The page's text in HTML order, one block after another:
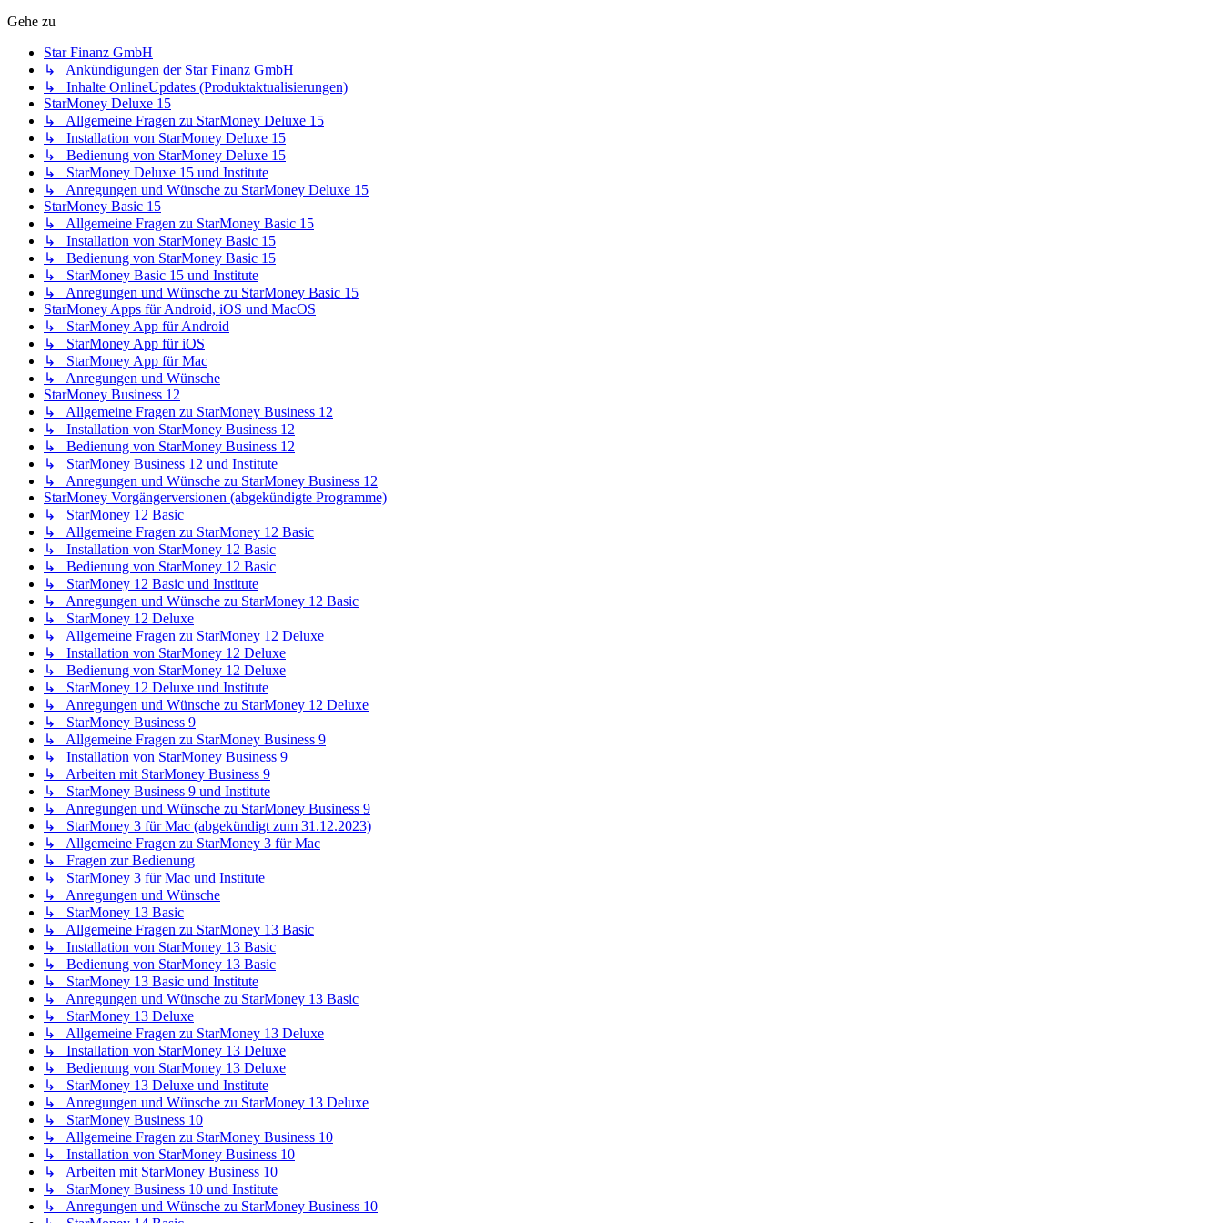
Gehe zu
Star Finanz GmbH
↳ Ankündigungen der Star Finanz GmbH
↳ Inhalte OnlineUpdates (Produktaktualisierungen)
StarMoney Deluxe 15
↳ Allgemeine Fragen zu StarMoney Deluxe 15
↳ Installation von StarMoney Deluxe 15
↳ Bedienung von StarMoney Deluxe 15
↳ StarMoney Deluxe 15 und Institute
↳ Anregungen und Wünsche zu StarMoney Deluxe 15
StarMoney Basic 15
↳ Allgemeine Fragen zu StarMoney Basic 15
↳ Installation von StarMoney Basic 15
↳ Bedienung von StarMoney Basic 15
↳ StarMoney Basic 15 und Institute
↳ Anregungen und Wünsche zu StarMoney Basic 15
StarMoney Apps für Android, iOS und MacOS
↳ StarMoney App für Android
↳ StarMoney App für iOS
↳ StarMoney App für Mac
↳ Anregungen und Wünsche
StarMoney Business 12
↳ Allgemeine Fragen zu StarMoney Business 12
↳ Installation von StarMoney Business 12
↳ Bedienung von StarMoney Business 12
↳ StarMoney Business 12 und Institute
↳ Anregungen und Wünsche zu StarMoney Business 12
StarMoney Vorgängerversionen (abgekündigte Programme)
↳ StarMoney 12 Basic
↳ Allgemeine Fragen zu StarMoney 12 Basic
↳ Installation von StarMoney 12 Basic
↳ Bedienung von StarMoney 12 Basic
↳ StarMoney 12 Basic und Institute
↳ Anregungen und Wünsche zu StarMoney 12 Basic
↳ StarMoney 12 Deluxe
↳ Allgemeine Fragen zu StarMoney 12 Deluxe
↳ Installation von StarMoney 12 Deluxe
↳ Bedienung von StarMoney 12 Deluxe
↳ StarMoney 12 Deluxe und Institute
↳ Anregungen und Wünsche zu StarMoney 12 Deluxe
↳ StarMoney Business 9
↳ Allgemeine Fragen zu StarMoney Business 9
↳ Installation von StarMoney Business 9
↳ Arbeiten mit StarMoney Business 9
↳ StarMoney Business 9 und Institute
↳ Anregungen und Wünsche zu StarMoney Business 9
↳ StarMoney 3 für Mac (abgekündigt zum 31.12.2023)
↳ Allgemeine Fragen zu StarMoney 3 für Mac
↳ Fragen zur Bedienung
↳ StarMoney 3 für Mac und Institute
↳ Anregungen und Wünsche
↳ StarMoney 13 Basic
↳ Allgemeine Fragen zu StarMoney 13 Basic
↳ Installation von StarMoney 13 Basic
↳ Bedienung von StarMoney 13 Basic
↳ StarMoney 13 Basic und Institute
↳ Anregungen und Wünsche zu StarMoney 13 Basic
↳ StarMoney 13 Deluxe
↳ Allgemeine Fragen zu StarMoney 13 Deluxe
↳ Installation von StarMoney 13 Deluxe
↳ Bedienung von StarMoney 13 Deluxe
↳ StarMoney 13 Deluxe und Institute
↳ Anregungen und Wünsche zu StarMoney 13 Deluxe
↳ StarMoney Business 10
↳ Allgemeine Fragen zu StarMoney Business 10
↳ Installation von StarMoney Business 10
↳ Arbeiten mit StarMoney Business 10
↳ StarMoney Business 10 und Institute
↳ Anregungen und Wünsche zu StarMoney Business 10